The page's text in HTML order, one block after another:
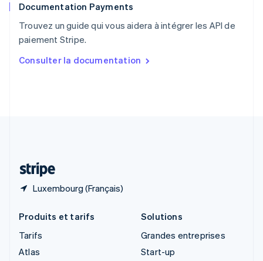
Documentation Payments
Trouvez un guide qui vous aidera à intégrer les API de
paiement Stripe.
Consulter la documentation
Luxembourg (Français)
Royaume-Uni
Singapour
English 简体中文
English
Produits et tarifs
Tarifs
Atlas
Solutions
Grandes entreprises
Start-up